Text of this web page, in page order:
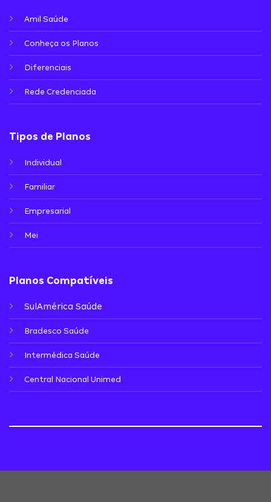
Amil Saúde
Conheça os Planos
Diferenciais
Rede Credenciada
Tipos de Planos
Individual
Familiar
Empresarial
Mei
Planos Compatíveis
SulAmérica Saúde
Bradesco Saúde
Intermédica Saúde
Central Nacional Unimed